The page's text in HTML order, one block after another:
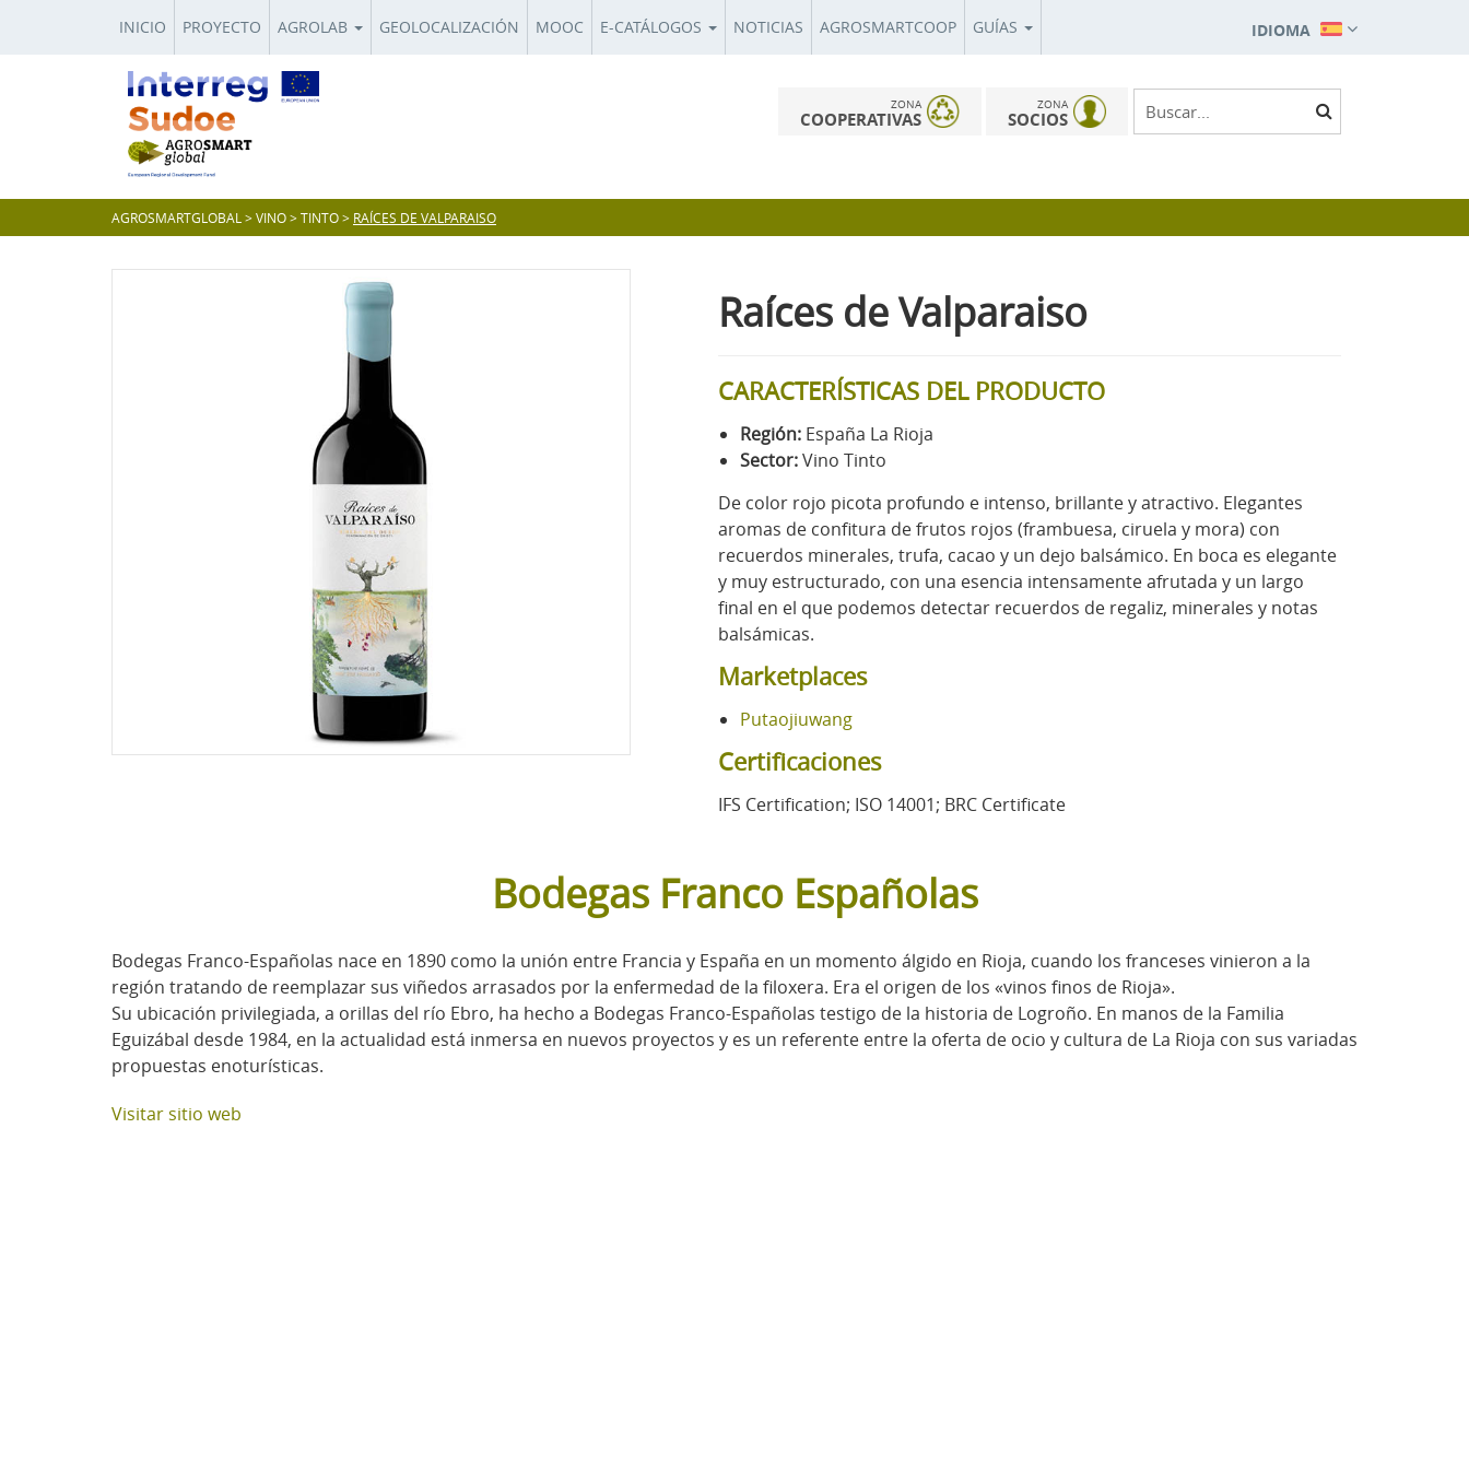
INICIO PROYECTO AGROLAB GEOLOCALIZACIÓN MOOC E-CATÁLOGOS NOTICIAS AGROSMARTCOOP GUÍAS IDIOMA
ZONA
COOPERATIVAS
ZONA
SOCIOS
AGROSMARTGLOBAL >VINO>TINTO> RAÍCES DE VALPARAISO
Raíces de Valparaiso
CARACTERÍSTICAS DEL PRODUCTO
Región: España La Rioja
Sector:Vino Tinto
De color rojo picota profundo e intenso, brillante y atractivo. Elegantes
aromas de confitura de frutos rojos (frambuesa, ciruela y mora) con
recuerdos minerales, trufa, cacao y un dejo balsámico. En boca es elegante
y muy estructurado, con una esencia intensamente afrutada y un largo
final en el que podemos detectar recuerdos de regaliz, minerales y notas
balsámicas.
Marketplaces
Putaojiuwang
Certificaciones
IFS Certification; ISO 14001; BRC Certificate
Bodegas Franco Españolas
Bodegas Franco-Españolas nace en 1890 como la unión entre Francia y España en un momento álgido en Rioja, cuando los franceses vinieron a la
región tratando de reemplazar sus viñedos arrasados por la enfermedad de la filoxera. Era el origen de los «vinos finos de Rioja».
Su ubicación privilegiada, a orillas del río Ebro, ha hecho a Bodegas Franco-Españolas testigo de la historia de Logroño. En manos de la Familia
Eguizábal desde 1984, en la actualidad está inmersa en nuevos proyectos y es un referente entre la oferta de ocio y cultura de La Rioja con sus variadas
propuestas enoturísticas.
Visitar sitio web